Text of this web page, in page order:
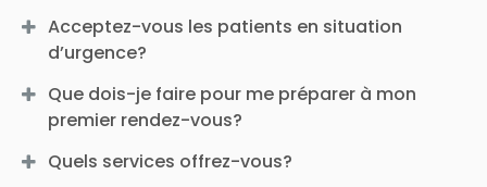
Acceptez-vous les patients en situation
d’urgence?
Que dois-je faire pour me préparer à mon
premier rendez-vous?
Quels services offrez-vous?